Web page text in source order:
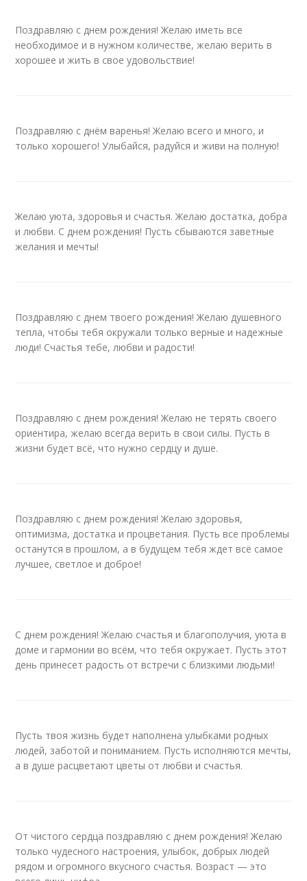
Поздравляю с днем рождения! Желаю иметь все
необходимое и в нужном количестве, желаю верить в
хорошее и жить в свое удовольствие!
Поздравляю с днём варенья! Желаю всего и много, и
только хорошего! Улыбайся, радуйся и живи на полную!
Желаю уюта, здоровья и счастья. Желаю достатка, добра
и любви. С днем рождения! Пусть сбываются заветные
желания и мечты!
Поздравляю с днем твоего рождения! Желаю душевного
тепла, чтобы тебя окружали только верные и надежные
люди! Счастья тебе, любви и радости!
Поздравляю с днем рождения! Желаю не терять своего
ориентира, желаю всегда верить в свои силы. Пусть в
жизни будет всё, что нужно сердцу и душе.
Поздравляю с днем рождения! Желаю здоровья,
оптимизма, достатка и процветания. Пусть все проблемы
останутся в прошлом, а в будущем тебя ждет всё самое
лучшее, светлое и доброе!
С днем рождения! Желаю счастья и благополучия, уюта в
доме и гармонии во всём, что тебя окружает. Пусть этот
день принесет радость от встречи с близкими людьми!
Пусть твоя жизнь будет наполнена улыбками родных
людей, заботой и пониманием. Пусть исполняются мечты,
а в душе расцветают цветы от любви и счастья.
От чистого сердца поздравляю с днем рождения! Желаю
только чудесного настроения, улыбок, добрых людей
рядом и огромного вкусного счастья. Возраст — это